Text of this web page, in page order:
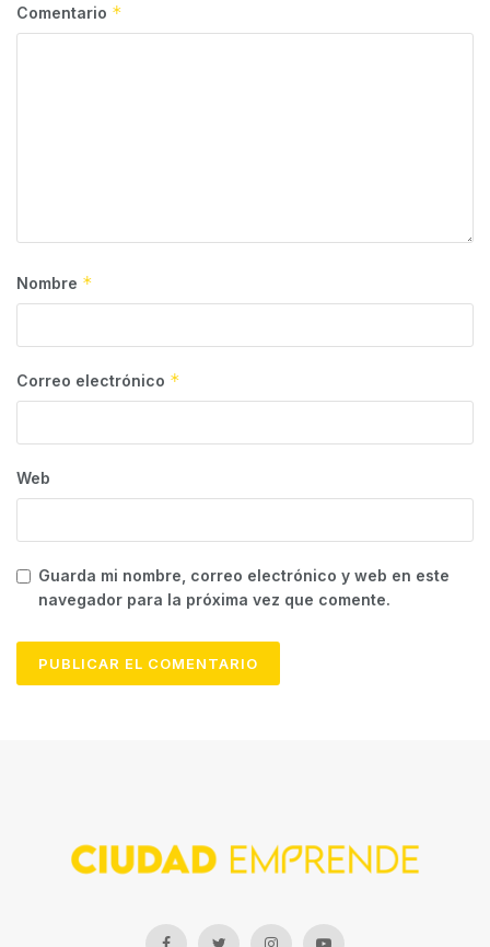
Comentario *
Nombre *
Correo electrónico *
Web
Guarda mi nombre, correo electrónico y web en este
navegador para la próxima vez que comente.